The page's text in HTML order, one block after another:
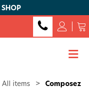
All items > Composez